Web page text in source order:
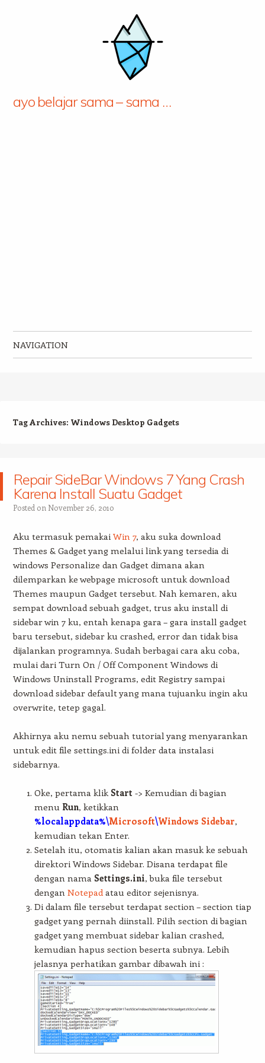
ayo belajar sama – sama …
NAVIGATION
Tag Archives: Windows Desktop Gadgets
Repair SideBar Windows 7 Yang Crash
Karena Install Suatu Gadget
Posted on November 26, 2010
Aku termasuk pemakai Win 7, aku suka download
Themes & Gadget yang melalui link yang tersedia di
windows Personalize dan Gadget dimana akan
dilemparkan ke webpage microsoft untuk download
Themes maupun Gadget tersebut. Nah kemaren, aku
sempat download sebuah gadget, trus aku install di
sidebar win 7 ku, entah kenapa gara – gara install gadget
baru tersebut, sidebar ku crashed, error dan tidak bisa
dijalankan programnya. Sudah berbagai cara aku coba,
mulai dari Turn On / Off Component Windows di
Windows Uninstall Programs, edit Registry sampai
download sidebar default yang mana tujuanku ingin aku
overwrite, tetep gagal.
Akhirnya aku nemu sebuah tutorial yang menyarankan
untuk edit file settings.ini di folder data instalasi
sidebarnya.
Oke, pertama klik Start-> Kemudian di bagian
menu Run, ketikkan
%localappdata%\Microsoft\Windows Sidebar,
kemudian tekan Enter.
Setelah itu, otomatis kalian akan masuk ke sebuah
direktori Windows Sidebar. Disana terdapat file
dengan nama Settings.ini, buka file tersebut
dengan Notepadatau editor sejenisnya.
Di dalam file tersebut terdapat section – section tiap
gadget yang pernah diinstall. Pilih section di bagian
gadget yang membuat sidebar kalian crashed,
kemudian hapus section beserta subnya. Lebih
jelasnya perhatikan gambar dibawah ini :